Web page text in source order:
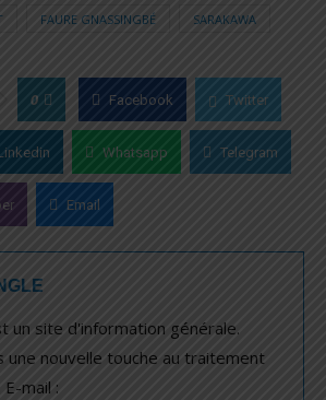
FAURE GNASSINGBÉ SARAKAWA
0 Facebook Twitter
Whatsapp Telegram
Email
un site d'information générale.
une nouvelle touche au traitement
mail :